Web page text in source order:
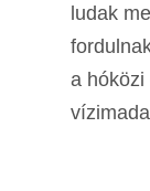
ludak
a hóközi